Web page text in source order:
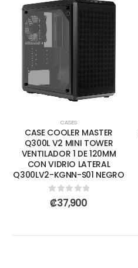
CASES
CASE COOLER MASTER
Q300L V2 MINI TOWER
VENTILADOR 1 DE 120MM
CON VIDRIO LATERAL
Q300LV2-KGNN-S01 NEGRO
0out of 5
₡37,900